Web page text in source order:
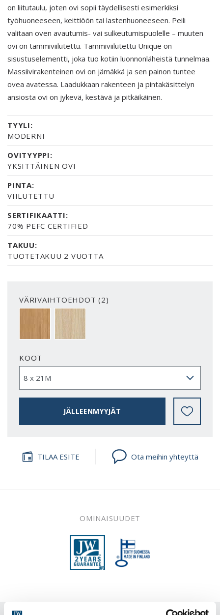
on liitutaulu, joten ovi sopii täydellisesti esimerkiksi
työhuoneeseen, keittiöön tai lastenhuoneeseen. Peili
valitaan oven avautumis- vai sulkeutumispuolelle – muuten
ovi on tammiviilutettu. Tammiviilutettu Unique on
sisustuselementti, joka tuo kotiin luonnonläheistä tunnelmaa.
Massiivirakenteinen ovi on jämäkkä ja sen painon tuntee
ovea avatessa. Laadukkaan rakenteen ja pintakäsittelyn
ansiosta ovi on jykevä, kestävä ja pitkäikäinen.
TYYLI:
MODERNI
OVITYYPPI:
YKSITTÄINEN OVI
PINTA:
VIILUTETTU
SERTIFIKAATTI:
70% PEFC CERTIFIED
TAKUU:
TUOTETAKUU 2 VUOTTA
VÄRIVAIHTOEHDOT (2)
KOOT
JÄLLEENMYYJÄT
TILAA ESITE Ota meihin yhteyttä
OMINAISUUDET